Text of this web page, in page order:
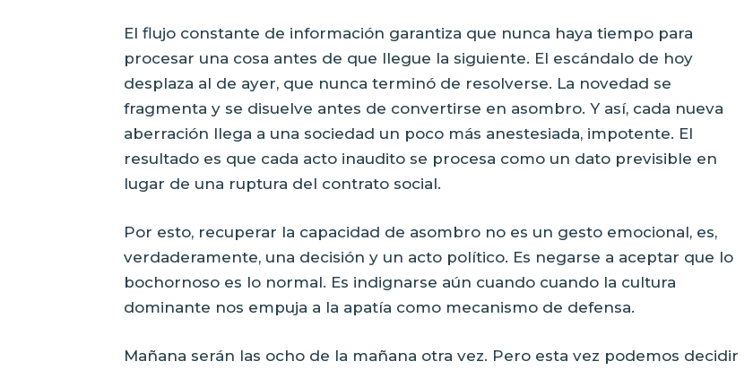
El flujo constante de información garantiza que nunca haya tiempo para
procesar una cosa antes de que llegue la siguiente. El escándalo de hoy
desplaza al de ayer, que nunca terminó de resolverse. La novedad se
fragmenta y se disuelve antes de convertirse en asombro. Y así, cada nueva
aberración llega a una sociedad un poco más anestesiada, impotente. El
resultado es que cada acto inaudito se procesa como un dato previsible en
lugar de una ruptura del contrato social.
Por esto, recuperar la capacidad de asombro no es un gesto emocional, es,
verdaderamente, una decisión y un acto político. Es negarse a aceptar que lo
bochornoso es lo normal. Es indignarse aún cuando cuando la cultura
dominante nos empuja a la apatía como mecanismo de defensa.
Mañana serán las ocho de la mañana otra vez. Pero esta vez podemos decidir